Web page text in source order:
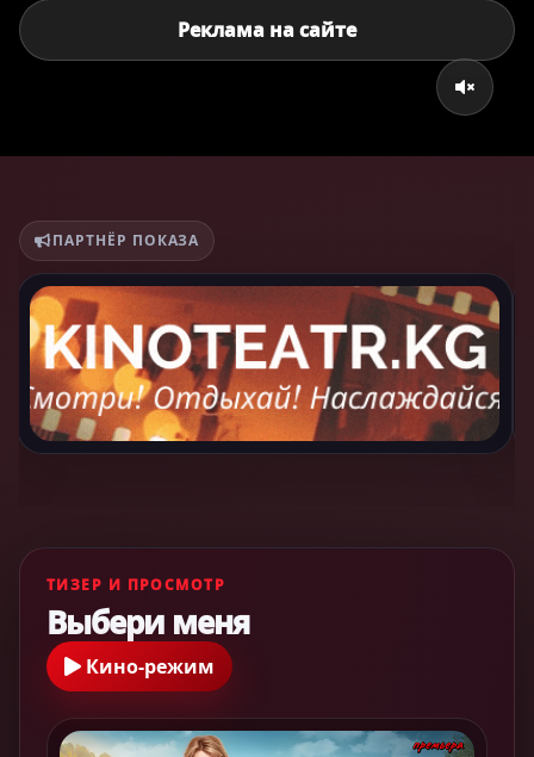
Реклама на сайте
ПАРТНЁР ПОКАЗА
ТИЗЕР И ПРОСМОТР
Выбери меня
Кино-режим